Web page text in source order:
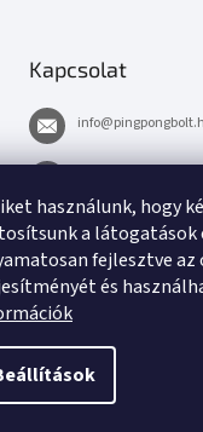
használunk, hogy
a látogatások
fejlesztve
és
Kapcsolat
info@